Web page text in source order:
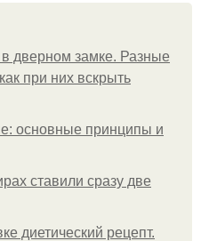
дверном замке. Разные
при них вскрыть
основные принципы и
ставили сразу две
диетический рецепт.